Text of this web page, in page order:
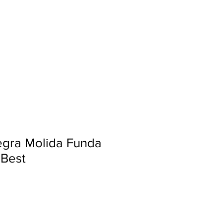
Molida Funda